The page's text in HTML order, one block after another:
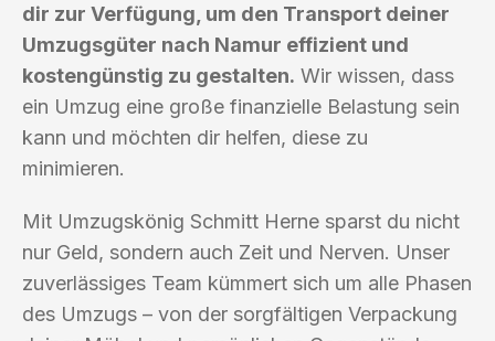
dir zur Verfügung, um den Transport deiner
Umzugsgüter nach Namur effizient und
kostengünstig zu gestalten. Wir wissen, dass
ein Umzug eine große finanzielle Belastung sein
kann und möchten dir helfen, diese zu
minimieren.
Mit Umzugskönig Schmitt Herne sparst du nicht
nur Geld, sondern auch Zeit und Nerven. Unser
zuverlässiges Team kümmert sich um alle Phasen
des Umzugs – von der sorgfältigen Verpackung